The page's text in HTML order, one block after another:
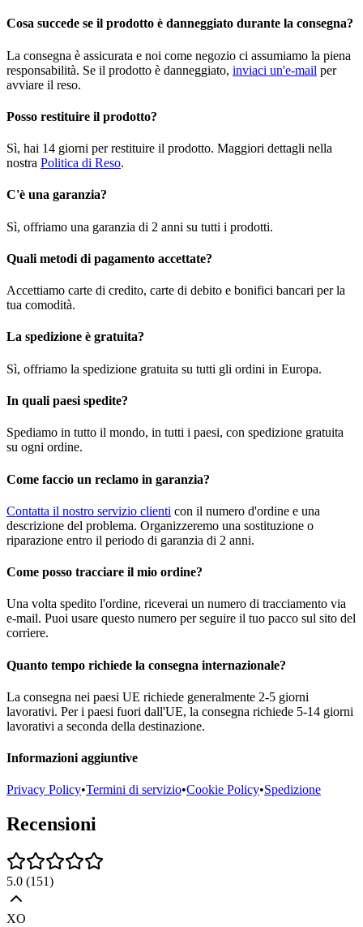
Cosa succede se il prodotto è danneggiato durante la consegna?
La consegna è assicurata e noi come negozio ci assumiamo la piena
responsabilità. Se il prodotto è danneggiato, inviaci un'e-mail per
avviare il reso.
Posso restituire il prodotto?
Sì, hai 14 giorni per restituire il prodotto. Maggiori dettagli nella
nostra Politica di Reso.
C'è una garanzia?
Sì, offriamo una garanzia di 2 anni su tutti i prodotti.
Quali metodi di pagamento accettate?
Accettiamo carte di credito, carte di debito e bonifici bancari per la
tua comodità.
La spedizione è gratuita?
Sì, offriamo la spedizione gratuita su tutti gli ordini in Europa.
In quali paesi spedite?
Spediamo in tutto il mondo, in tutti i paesi, con spedizione gratuita
su ogni ordine.
Come faccio un reclamo in garanzia?
Contatta il nostro servizio clienti con il numero d'ordine e una
descrizione del problema. Organizzeremo una sostituzione o
riparazione entro il periodo di garanzia di 2 anni.
Come posso tracciare il mio ordine?
Una volta spedito l'ordine, riceverai un numero di tracciamento via
e-mail. Puoi usare questo numero per seguire il tuo pacco sul sito del
corriere.
Quanto tempo richiede la consegna internazionale?
La consegna nei paesi UE richiede generalmente 2-5 giorni
lavorativi. Per i paesi fuori dall'UE, la consegna richiede 5-14 giorni
lavorativi a seconda della destinazione.
Informazioni aggiuntive
Privacy Policy•Termini di servizio•Cookie Policy•Spedizione
Recensioni
5.0 (151)
XO